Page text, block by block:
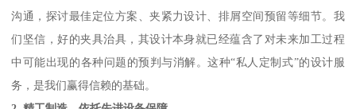
沟通，探讨最佳定位方案、夹紧力设计、排屑空间预留等细节。我
们坚信，好的夹具治具，其设计本身就已经蕴含了对未来加工过程
中可能出现的各种问题的预判与消解。这种“私人定制式”的设计服
务，是我们赢得信赖的基础。